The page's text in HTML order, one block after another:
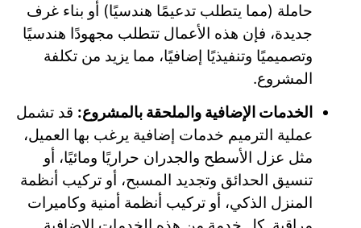
حاملة (مما يتطلب تدعيمًا هندسيًا) أو بناء غرف
جديدة، فإن هذه الأعمال تتطلب مجهودًا هندسيًا
وتصميميًا وتنفيذيًا إضافيًا، مما يزيد من تكلفة
المشروع.
الخدمات الإضافية والملحقة بالمشروع: قد تشمل
عملية الترميم خدمات إضافية يرغب بها العميل،
مثل عزل الأسطح والجدران حراريًا ومائيًا، أو
تنسيق الحدائق وتجديد المسبح، أو تركيب أنظمة
المنزل الذكي، أو تركيب أنظمة أمنية وكاميرات